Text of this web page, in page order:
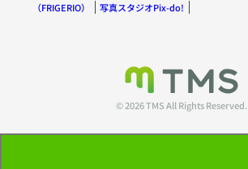
（FRIGERIO）
写真スタジオPix-do!
© 2026 TMS All Rights Reserved.